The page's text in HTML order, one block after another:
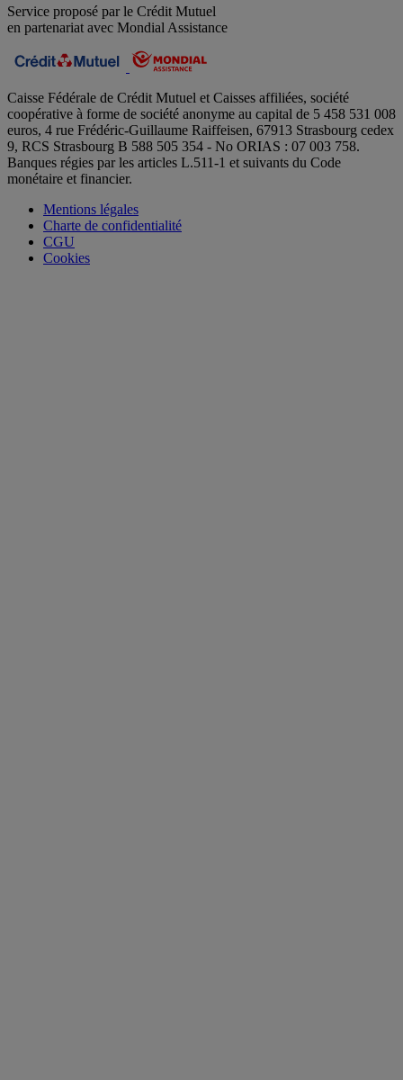
Service proposé par le Crédit Mutuel
en partenariat avec Mondial Assistance
Caisse Fédérale de Crédit Mutuel et Caisses affiliées, société
coopérative à forme de société anonyme au capital de 5 458 531 008
euros, 4 rue Frédéric-Guillaume Raiffeisen, 67913 Strasbourg cedex
9, RCS Strasbourg B 588 505 354 - No ORIAS : 07 003 758.
Banques régies par les articles L.511-1 et suivants du Code
monétaire et financier.
Mentions légales
Charte de confidentialité
CGU
Cookies